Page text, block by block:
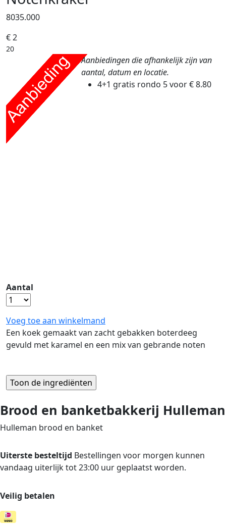
8035.000
€ 2
20
Aanbiedingen die afhankelijk zijn van
aantal, datum en locatie.
4+1 gratis rondo 5 voor € 8.80
Aantal
Voeg toe aan winkelmand
Een koek gemaakt van zacht gebakken boterdeeg
gevuld met karamel en een mix van gebrande noten
Brood en banketbakkerij Hulleman
Hulleman brood en banket
Uiterste besteltijd Bestellingen voor morgen kunnen
vandaag uiterlijk tot 23:00 uur geplaatst worden.
Veilig betalen